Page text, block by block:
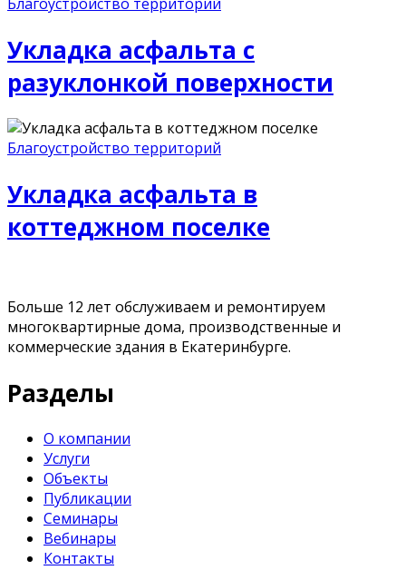
Укладка асфальта с
разуклонкой поверхности
Благоустройство территорий
Укладка асфальта в
коттеджном поселке
Больше 12 лет обслуживаем и ремонтируем
многоквартирные дома, производственные и
коммерческие здания в Екатеринбурге.
Разделы
О компании
Услуги
Объекты
Публикации
Семинары
Вебинары
Контакты